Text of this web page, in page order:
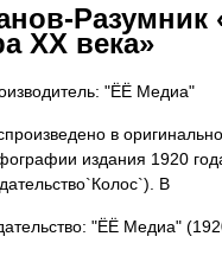
Разумник
ХХ века»
"ЁЁ Медиа"
в
издания 1920
В
"ЁЁ Медиа"